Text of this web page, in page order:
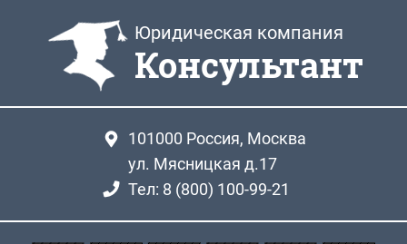
Юридическая компания
Консультант
101000 Россия, Москва
ул. Мясницкая д.17
Тел: 8 (800) 100-99-21